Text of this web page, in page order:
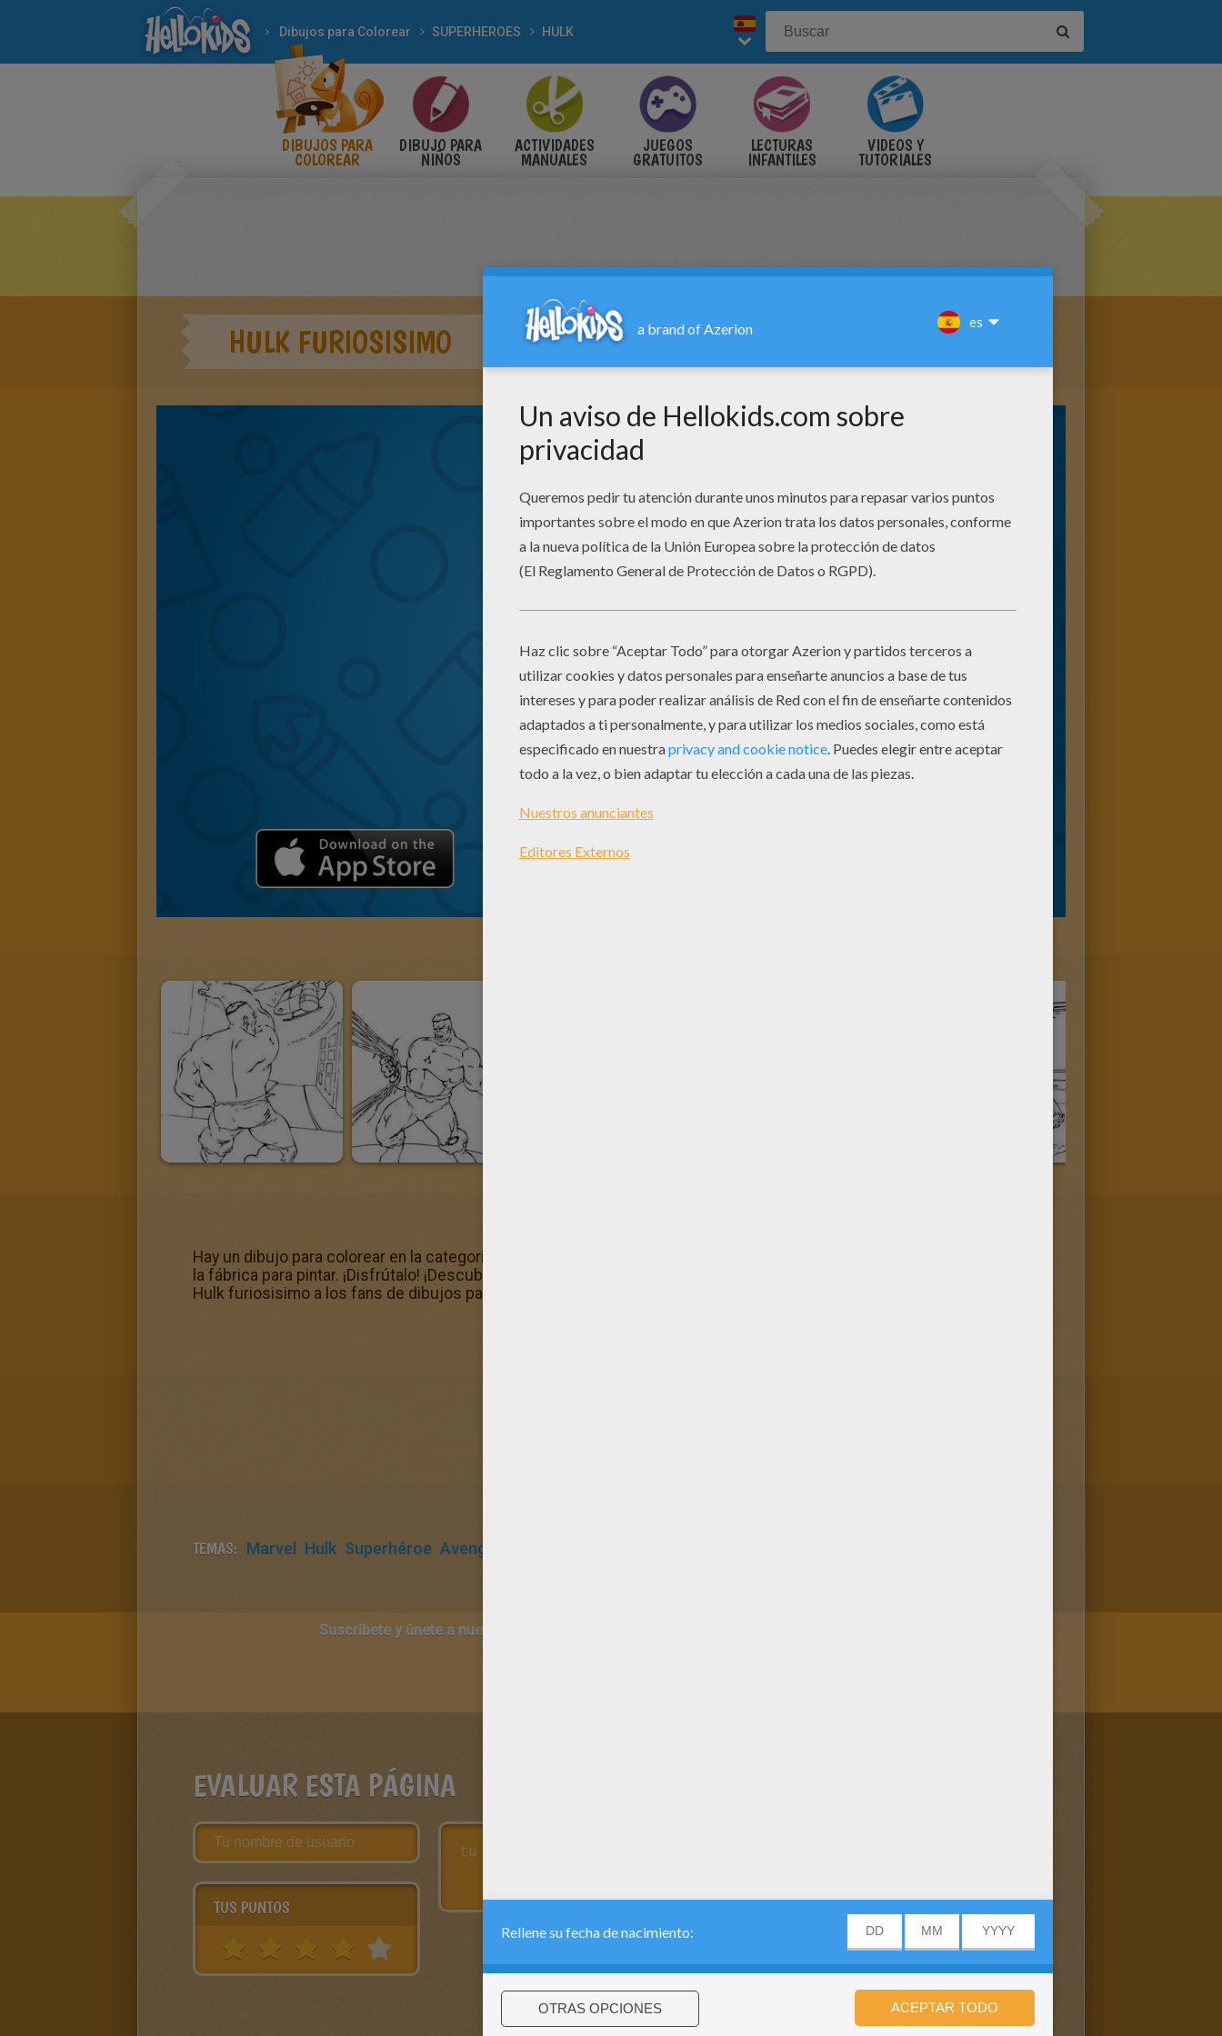
Dibujos para Colorear SUPERHEROES HULK
DIBUJOS PARA
COLOREAR
DIBUJO PARA
NIÑOS
ACTIVIDADES
MANUALES
JUEGOS
GRATUITOS
LECTURAS
INFANTILES
VIDEOS Y
TUTORIALES
HULK FURIOSISIMO
Hay un dibujo para colorear en la categoría Dibujos de Hulk para colorear. Puedes colorear este coloreable gratis con
la fábrica para pintar. ¡Disfrútalo! ¡Descubre los nuevos Dibujos de Hulk para colorear! Hellokids dedica este dibujo de
Hulk furiosisimo a los fans de dibujos para pintar!
TEMAS: Marvel Hulk Superhéroe Avengers
Suscríbete y únete a nuestro canal de vídeos para niños en Youtube:
EVALUAR ESTA PÁGINA
TUS PUNTOS